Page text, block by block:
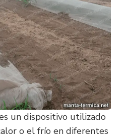
un dispositivo utilizado
o el frío en diferentes